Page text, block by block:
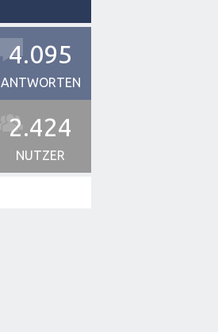
4.095
ANTWORTEN
2.424
NUTZER